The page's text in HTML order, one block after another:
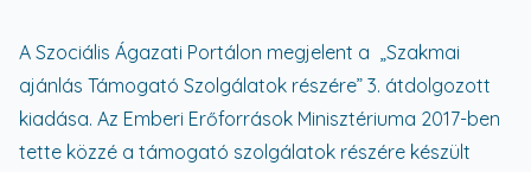
A Szociális Ágazati Portálon megjelent a „Szakmai
ajánlás Támogató Szolgálatok részére” 3. átdolgozott
kiadása. Az Emberi Erőforrások Minisztériuma 2017-ben
tette közzé a támogató szolgálatok részére készült